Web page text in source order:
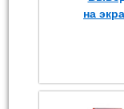
на